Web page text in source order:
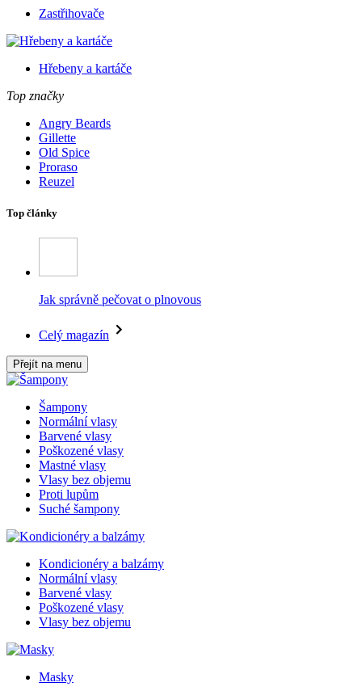
Zastřihovače
Hřebeny a kartáče
Top značky
Angry Beards
Gillette
Old Spice
Proraso
Reuzel
Top články
Jak správně pečovat o plnovous
Celý magazín
Přejít na menu
Šampony
Normální vlasy
Barvené vlasy
Poškozené vlasy
Mastné vlasy
Vlasy bez objemu
Proti lupům
Suché šampony
Kondicionéry a balzámy
Normální vlasy
Barvené vlasy
Poškozené vlasy
Vlasy bez objemu
Masky